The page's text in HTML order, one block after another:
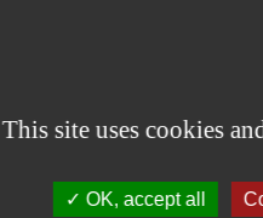
This site uses cookies
OK, accept all